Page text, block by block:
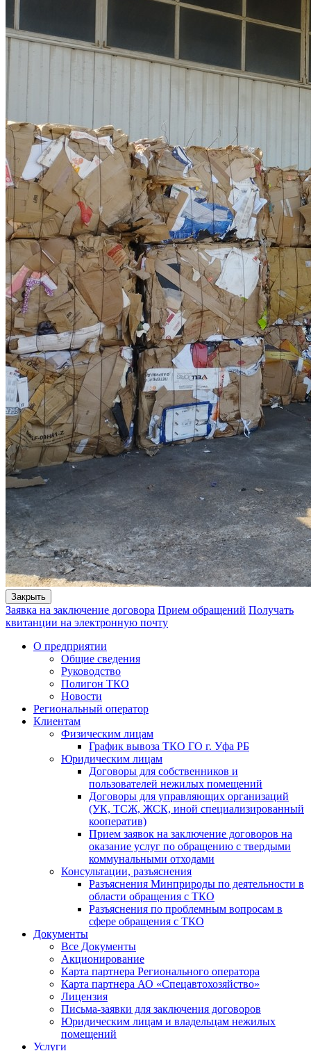
Закрыть
Заявка на заключение договора Прием обращений Получать
квитанции на электронную почту
О предприятии
Общие сведения
Руководство
Полигон ТКО
Новости
Региональный оператор
Клиентам
Физическим лицам
График вывоза ТКО ГО г. Уфа РБ
Юридическим лицам
Договоры для собственников и
пользователей нежилых помещений
Договоры для управляющих организаций
(УК, ТСЖ, ЖСК, иной специализированный
кооператив)
Прием заявок на заключение договоров на
оказание услуг по обращению с твердыми
коммунальными отходами
Консультации, разъяснения
Разъяснения Минприроды по деятельности в
области обращения с ТКО
Разъяснения по проблемным вопросам в
сфере обращения с ТКО
Документы
Все Документы
Акционирование
Карта партнера Регионального оператора
Карта партнера АО «Спецавтохозяйство»
Лицензия
Письма-заявки для заключения договоров
Юридическим лицам и владельцам нежилых
помещений
Услуги